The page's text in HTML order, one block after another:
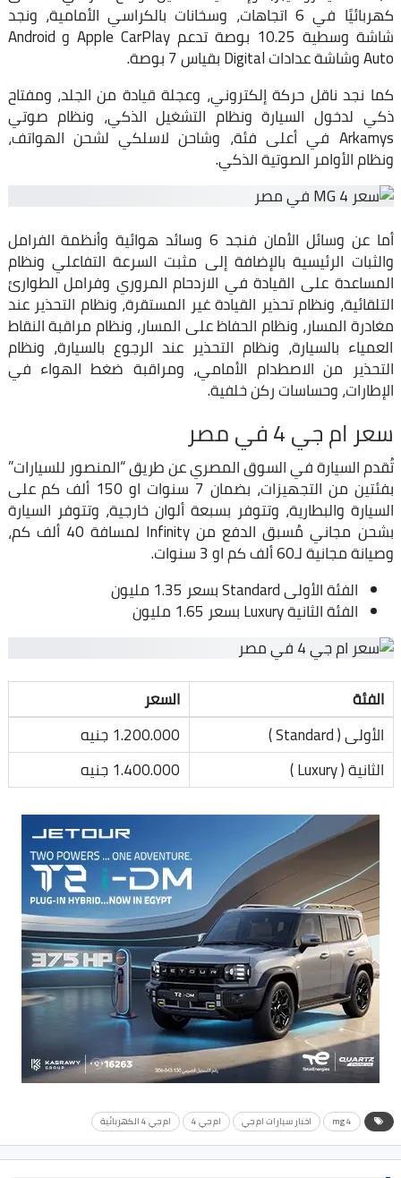
كهربائيًا في 6 اتجاهات، وسخانات بالكراسي الأمامية، ونجد
شاشة وسطية 10.25 بوصة تدعم Apple CarPlay و Android
Auto وشاشة عدادات Digital بقياس 7 بوصة.
كما نجد ناقل حركة إلكتروني، وعجلة قيادة من الجلد، ومفتاح
ذكي لدخول السيارة ونظام التشغيل الذكي، ونظام صوتي
Arkamys في أعلى فئة، وشاحن لاسلكي لشحن الهواتف،
ونظام الأوامر الصوتية الذكي.
أما عن وسائل الأمان فنجد 6 وسائد هوائية وأنظمة الفرامل
والثبات الرئيسية بالإضافة إلى مثبت السرعة التفاعلي ونظام
المساعدة على القيادة في الازدحام المروري وفرامل الطوارئ
التلقائية، ونظام تحذير القيادة غير المستقرة، ونظام التحذير عند
مغادرة المسار، ونظام الحفاظ على المسار، ونظام مراقبة النقاط
العمياء بالسيارة، ونظام التحذير عند الرجوع بالسيارة، ونظام
التحذير من الاصطدام الأمامي، ومراقبة ضغط الهواء في
الإطارات، وحساسات ركن خلفية.
سعر ام جي 4 في مصر
تُقدم السيارة في السوق المصري عن طريق “المنصور للسيارات”
بفئتين من التجهيزات، بضمان 7 سنوات او 150 ألف كم على
السيارة والبطارية، وتتوفر بسبعة ألوان خارجية، وتتوفر السيارة
بشحن مجاني مُسبق الدفع من Infinity لمسافة 40 ألف كم،
وصيانة مجانية لـ60 ألف كم او 3 سنوات.
الفئة الأولى Standard بسعر 1.35 مليون
الفئة الثانية Luxury بسعر 1.65 مليون
الفئة
السعر
الأولى ( Standard )
1.200.000 جنيه
الثانية ( Luxury )
1.400.000 جنيه
mg 4 اخبار سيارات ام جي ام جي 4 ام جي 4 الكهربائية